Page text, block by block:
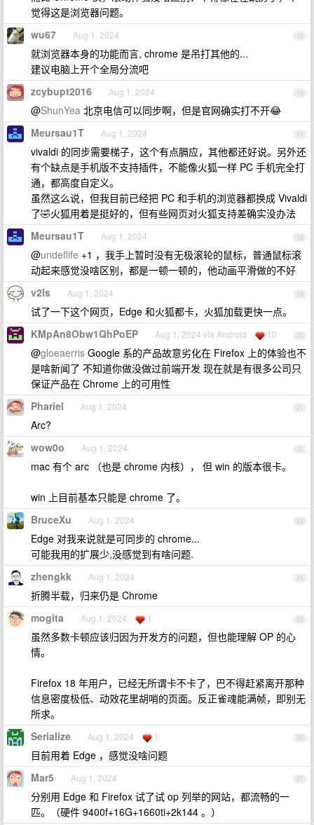
觉得这是浏览器问题。
15
wu67 Aug 1, 2024
就浏览器本身的功能而言, chrome 是吊打其他的...
建议电脑上开个全局分流吧
16
zcybupt2016 Aug 1, 2024
@ShunYea 北京电信可以同步啊，但是官网确实打不开😂
17
Meursau1T Aug 1, 2024
vivaldi 的同步需要梯子，这个有点膈应，其他都还好说。另外还
有个缺点是手机版不支持插件，不能像火狐一样 PC 手机完全打
通，都高度自定义。
虽然这么说，但我目前已经把 PC 和手机的浏览器都换成 Vivaldi
了🤣火狐用着是挺好的，但有些网页对火狐支持差确实没办法
18
Meursau1T Aug 1, 2024
@undeflife +1 ，我手上暂时没有无极滚轮的鼠标，普通鼠标滚
动起来感觉没啥区别，都是一顿一顿的，他动画平滑做的不好
19
v2ls Aug 1, 2024
试了一下这个网页，Edge 和火狐都卡，火狐加载更快一点。
20
KMpAn8Obw1QhPoEP Aug 1, 2024 via Android 10
@gloeaerris Google 系的产品故意劣化在 Firefox 上的体验也不
是啥新闻了 不知道你做没做过前端开发 现在就是有很多公司只
保证产品在 Chrome 上的可用性
21
Phariel Aug 1, 2024
Arc?
22
wow0o Aug 1, 2024
mac 有个 arc （也是 chrome 内核）， 但 win 的版本很卡。
win 上目前基本只能是 chrome 了。
23
BruceXu Aug 1, 2024
Edge 对我来说就是可同步的 chrome...
可能我用的扩展少,没感觉到有啥问题.
24
zhengkk Aug 1, 2024
折腾半载，归来仍是 Chrome
25
mogita Aug 1, 2024 1
虽然多数卡顿应该归因为开发方的问题，但也能理解 OP 的心
情。
Firefox 18 年用户，已经无所谓卡不卡了，巴不得赶紧离开那种
信息密度极低、动效花里胡哨的页面。反正雀魂能满帧，即别无
所求。
26
Serialize Aug 1, 2024 1
目前用着 Edge ，感觉没啥问题
27
Mar5 Aug 1, 2024
分别用 Edge 和 Firefox 试了试 op 列举的网站，都流畅的一
匹。（硬件 9400f+16G+1660ti+2k144 。）